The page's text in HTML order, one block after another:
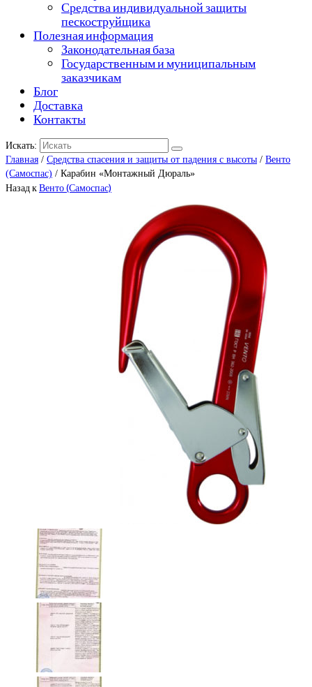
Средства индивидуальной защиты
пескоструйщика
Полезная информация
Законодательная база
Государственным и муниципальным
заказчикам
Блог
Доставка
Контакты
Искать:
Главная / Средства спасения и защиты от падения с высоты / Венто
(Самоспас) / Карабин «Монтажный Дюраль»
Назад кВенто (Самоспас)